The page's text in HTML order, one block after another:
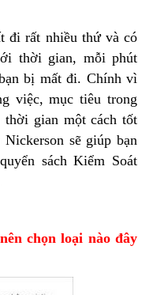
đi rất nhiều thứ và có
thời gian, mỗi phút
bị mất đi. Chính vì
việc, mục tiêu trong
thời gian một cách tốt
sẽ giúp bạn
sách Kiểm Soát
chọn loại nào đây